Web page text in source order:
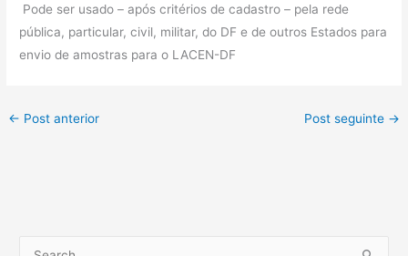
Pode ser usado – após critérios de cadastro – pela rede
pública, particular, civil, militar, do DF e de outros Estados para
envio de amostras para o LACEN-DF
← Post anterior Post seguinte →